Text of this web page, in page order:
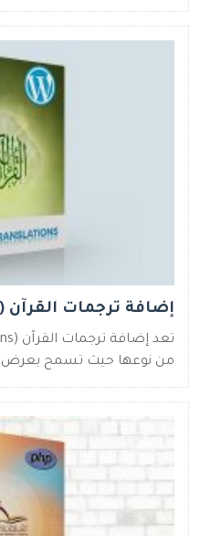
إضافة ترجمات القرآن (Quran Translations)
من نوعها حيث تسمح بعرض